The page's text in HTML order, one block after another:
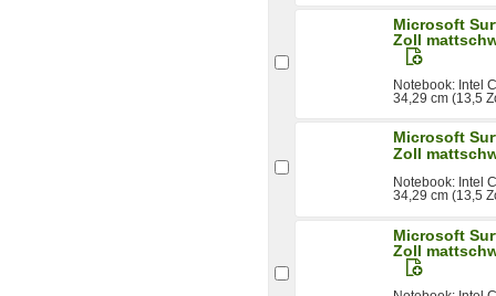
Microsoft
Zoll
Notebook: Intel
34,29 cm (13,5
Microsoft
Zoll
Notebook: Intel
34,29 cm (13,5
Microsoft
Zoll